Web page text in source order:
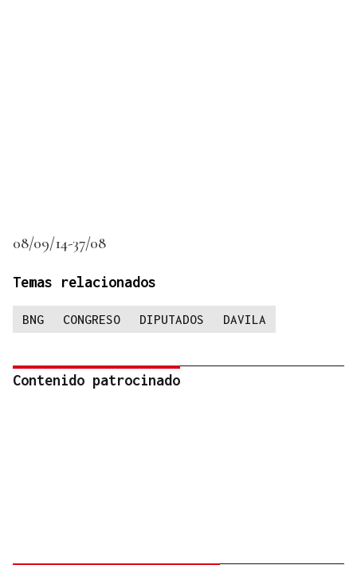
08/09/14-37/08
Temas relacionados
BNG CONGRESO DIPUTADOS DAVILA
Contenido patrocinado